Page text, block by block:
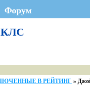
Форум
В РЕЙТИНГ »